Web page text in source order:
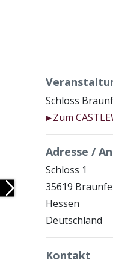
Next
Schloss
▶ Zum
Adresse /
Schloss 1
35619
Hessen
Deutschland
Kontakt